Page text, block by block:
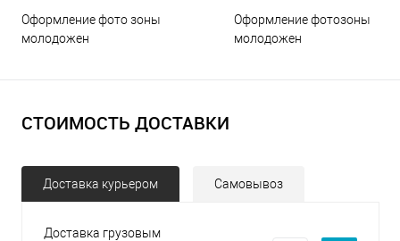
Оформление фото зоны
молодожен
Оформление фотозоны
молодожен
СТОИМОСТЬ ДОСТАВКИ
Доставка курьером Самовывоз
Доставка грузовым